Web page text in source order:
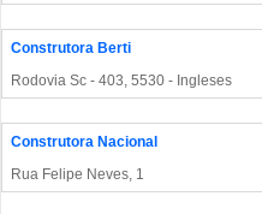
Construtora Berti
Rodovia Sc - 403, 5530 - Ingleses
Construtora Nacional
Rua Felipe Neves, 1